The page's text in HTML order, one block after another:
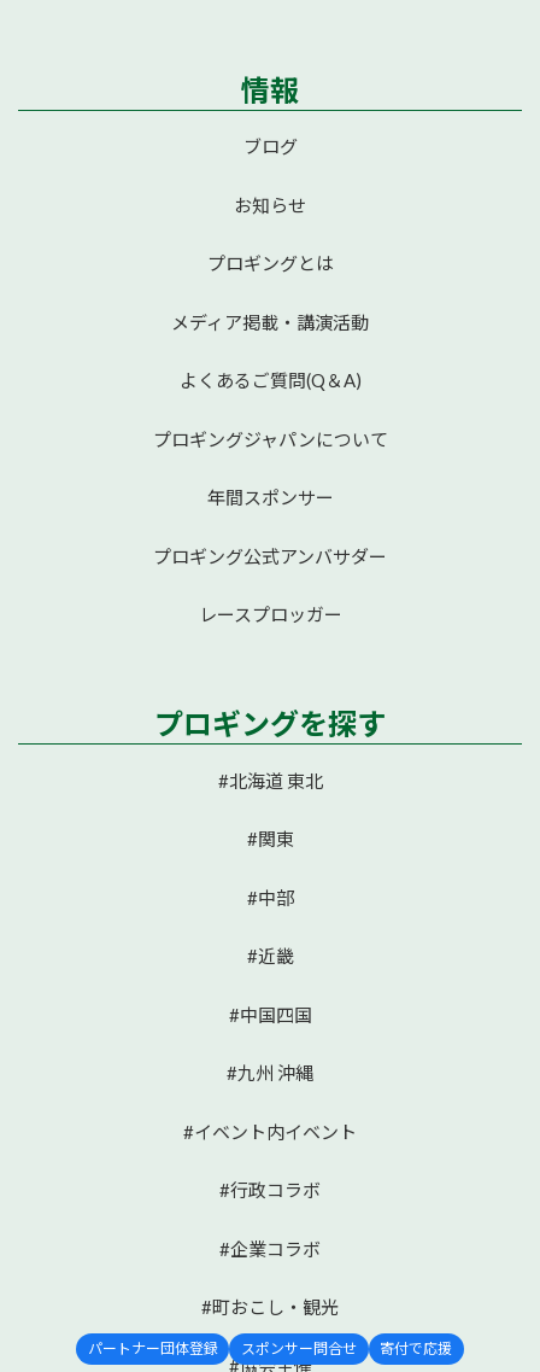
パートナー団体登録 スポンサー問合せ 寄付で応援
情報
ブログ
お知らせ
プロギングとは
メディア掲載・講演活動
よくあるご質問(Q＆A)
プロギングジャパンについて
年間スポンサー
プロギング公式アンバサダー
レースプロッガー
プロギングを探す
#北海道 東北
#関東
#中部
#近畿
#中国四国
#九州 沖縄
#イベント内イベント
#行政コラボ
#企業コラボ
#町おこし・観光
#協会主催